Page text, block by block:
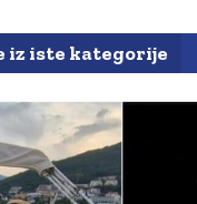
iz iste kategorije